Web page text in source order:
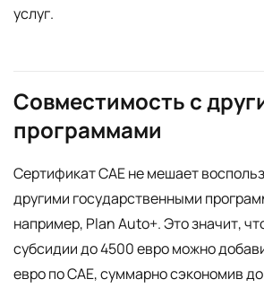
услуг.
Совместимость с
программами
Сертификат CAE не мешает
другими государственными
например, Plan Auto+. Это значит,
субсидии до 4500 евро можно
евро по CAE, суммарно сэкономив